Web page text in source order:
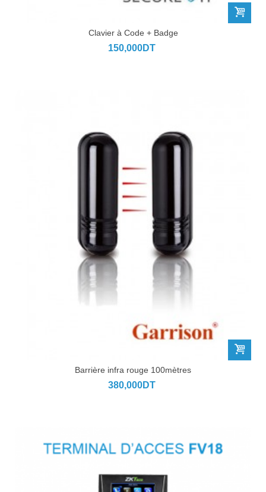
Clavier à Code + Badge
150,000DT
Barrière infra rouge 100mètres
380,000DT